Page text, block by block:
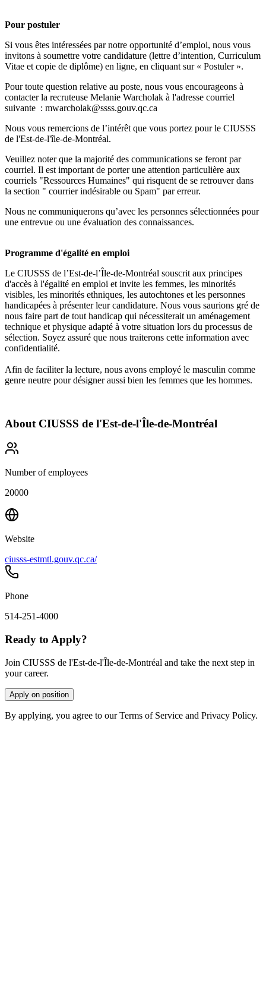
Pour postuler
Si vous êtes intéressées par notre opportunité d’emploi, nous vous
invitons à soumettre votre candidature (lettre d’intention, Curriculum
Vitae et copie de diplôme) en ligne, en cliquant sur « Postuler ».
Pour toute question relative au poste, nous vous encourageons à
contacter la recruteuse Melanie Warcholak à l'adresse courriel
suivante : mwarcholak@ssss.gouv.qc.ca
Nous vous remercions de l’intérêt que vous portez pour le CIUSSS
de l'Est-de-l'île-de-Montréal.
Veuillez noter que la majorité des communications se feront par
courriel. Il est important de porter une attention particulière aux
courriels "Ressources Humaines" qui risquent de se retrouver dans
la section " courrier indésirable ou Spam" par erreur.
Nous ne communiquerons qu’avec les personnes sélectionnées pour
une entrevue ou une évaluation des connaissances.
Programme d'égalité en emploi
Le CIUSSS de l’Est-de-l’Île-de-Montréal souscrit aux principes
d'accès à l'égalité en emploi et invite les femmes, les minorités
visibles, les minorités ethniques, les autochtones et les personnes
handicapées à présenter leur candidature. Nous vous saurions gré de
nous faire part de tout handicap qui nécessiterait un aménagement
technique et physique adapté à votre situation lors du processus de
sélection. Soyez assuré que nous traiterons cette information avec
confidentialité.
Afin de faciliter la lecture, nous avons employé le masculin comme
genre neutre pour désigner aussi bien les femmes que les hommes.
About CIUSSS de l'Est-de-l'Île-de-Montréal
Number of employees
20000
Website
ciusss-estmtl.gouv.qc.ca/
Phone
514-251-4000
Ready to Apply?
Join CIUSSS de l'Est-de-l'Île-de-Montréal and take the next step in
your career.
Apply on position
By applying, you agree to our Terms of Service and Privacy Policy.